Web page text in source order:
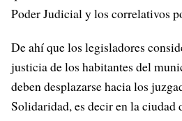
Poder Judicial y los correlativos
De ahí que los legisladores
justicia de los habitantes del
deben desplazarse hacia los
Solidaridad, es decir en la ciudad